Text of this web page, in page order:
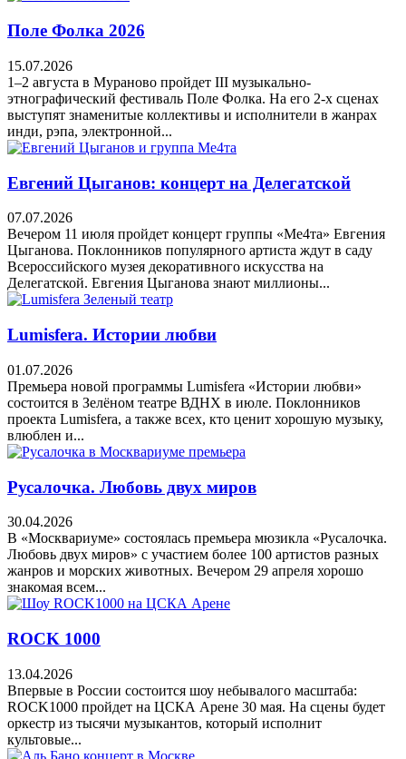
Поле Фолка 2026
15.07.2026
1–2 августа в Мураново пройдет III музыкально-
этнографический фестиваль Поле Фолка. На его 2-х сценах
выступят знаменитые коллективы и исполнители в жанрах
инди, рэпа, электронной...
Евгений Цыганов: концерт на Делегатской
07.07.2026
Вечером 11 июля пройдет концерт группы «Ме4та» Евгения
Цыганова. Поклонников популярного артиста ждут в саду
Всероссийского музея декоративного искусства на
Делегатской. Евгения Цыганова знают миллионы...
Lumisfera. Истории любви
01.07.2026
Премьера новой программы Lumisfera «Истории любви»
состоится в Зелёном театре ВДНХ в июле. Поклонников
проекта Lumisfera, а также всех, кто ценит хорошую музыку,
влюблен и...
Русалочка. Любовь двух миров
30.04.2026
В «Москвариуме» состоялась премьера мюзикла «Русалочка.
Любовь двух миров» с участием более 100 артистов разных
жанров и морских животных. Вечером 29 апреля хорошо
знакомая всем...
ROCK 1000
13.04.2026
Впервые в России состоится шоу небывалого масштаба:
ROCK1000 пройдет на ЦСКА Арене 30 мая. На сцены будет
оркестр из тысячи музыкантов, который исполнит
культовые...